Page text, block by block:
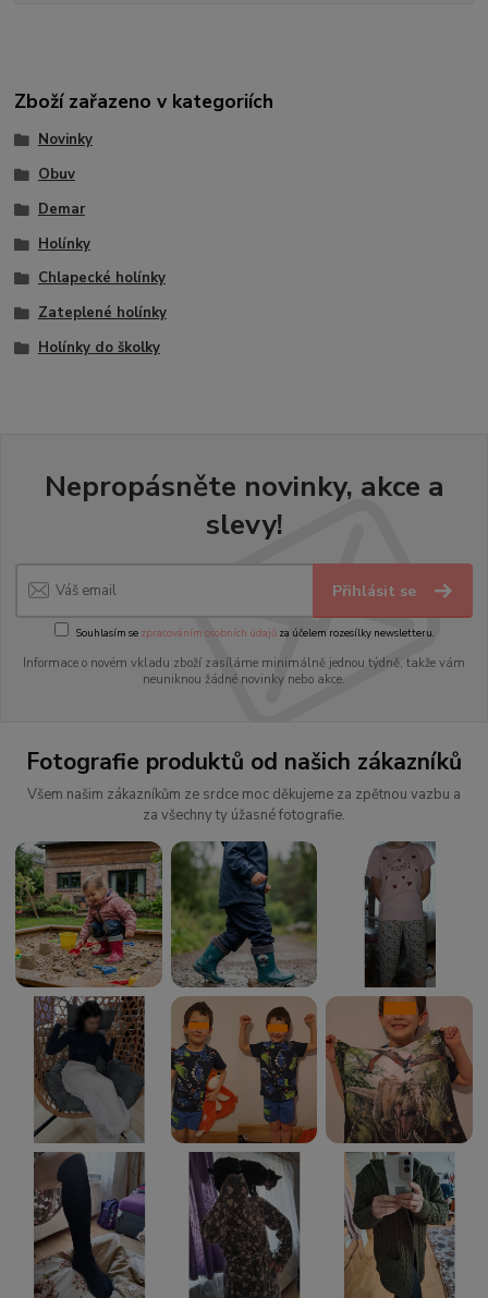
Zboží zařazeno v kategoriích
Novinky
Obuv
Demar
Holínky
Chlapecké holínky
Zateplené holínky
Holínky do školky
Nepropásněte novinky, akce a
slevy!
Přihlásit se
Souhlasím se zpracováním osobních údajůza účelem rozesílky newsletteru.
Informace o novém vkladu zboží zasíláme minimálně jednou týdně, takže vám
neuniknou žádné novinky nebo akce.
Fotografie produktů od našich zákazníků
Všem našim zákazníkům ze srdce moc děkujeme za zpětnou vazbu a
za všechny ty úžasné fotografie.